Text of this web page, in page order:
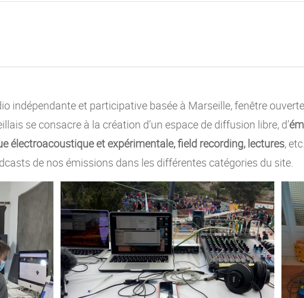
indépendante et participative basée à Marseille, fenêtre
se consacre à la création d’un espace de diffusion libre, d’
électroacoustique et expérimentale, field recording, lectures,
de nos émissions dans les différentes catégories du site.